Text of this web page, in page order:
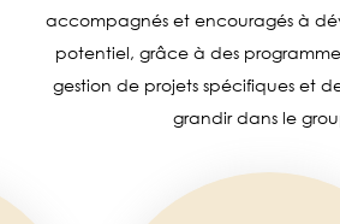
accompagnés et encouragés à
potentiel, grâce à des
gestion de projets spécifiques et
grandir dans le